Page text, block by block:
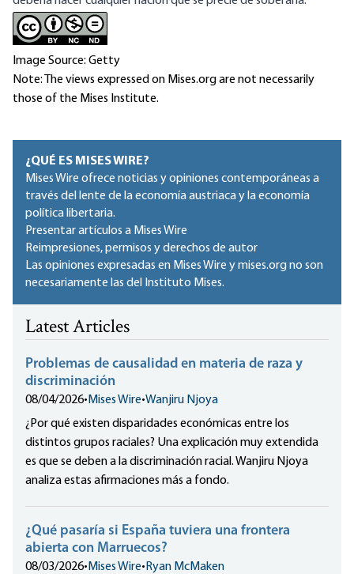
Image Source: Getty
Note: The views expressed on Mises.org are not necessarily
those of the Mises Institute.
¿QUÉ ES MISES WIRE?
Mises Wire ofrece noticias y opiniones contemporáneas a
través del lente de la economía austriaca y la economía
política libertaria.
Presentar artículos a Mises Wire
Reimpresiones, permisos y derechos de autor
Las opiniones expresadas en Mises Wire y mises.org no son
necesariamente las del Instituto Mises.
Latest Articles
Problemas de causalidad en materia de raza y
discriminación
08/04/2026• Mises Wire•Wanjiru Njoya
¿Por qué existen disparidades económicas entre los
distintos grupos raciales? Una explicación muy extendida
es que se deben a la discriminación racial. Wanjiru Njoya
analiza estas afirmaciones más a fondo.
¿Qué pasaría si España tuviera una frontera
abierta con Marruecos?
08/03/2026• Mises Wire• Ryan McMaken